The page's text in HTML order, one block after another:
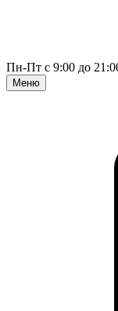
Пн-Пт с 9:00 до
Меню